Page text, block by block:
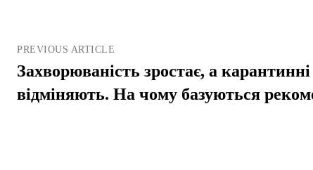
PREVIOUS ARTICLE
Захворюваність зростає, а
відміняють. На чому базуються